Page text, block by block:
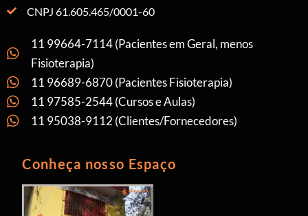
CNPJ 61.605.465/0001-60
11 99664-7114 (Pacientes em Geral, menos
Fisioterapia)
11 96689-6870 (Pacientes Fisioterapia)
11 97585-2544 (Cursos e Aulas)
11 95038-9112 (Clientes/Fornecedores)
Conheça nosso Espaço